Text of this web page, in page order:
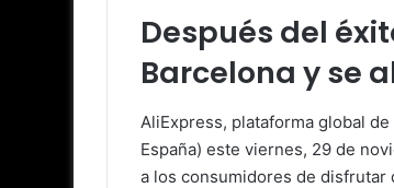
Después del
Barcelona y se
AliExpress, plataforma global
España) este viernes, 29 de
a los consumidores de disfrutar